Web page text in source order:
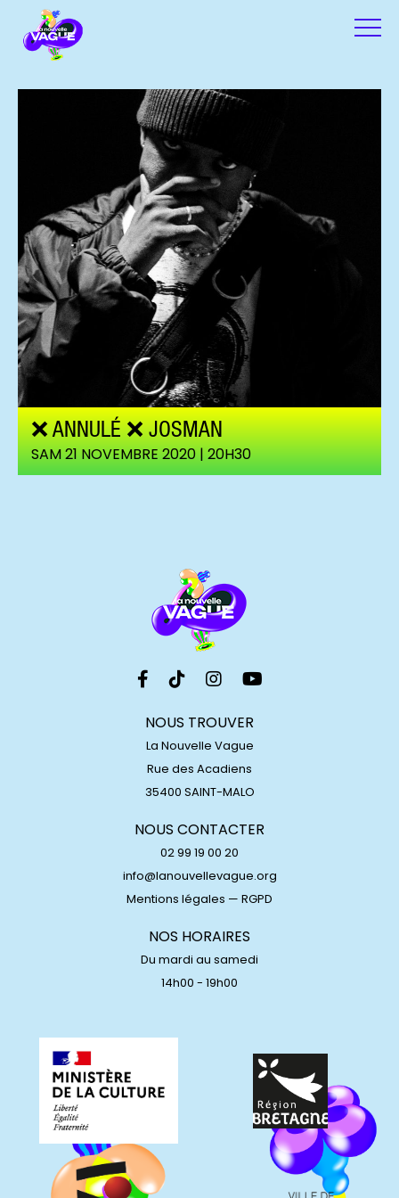
❌ ANNULÉ ❌ JOSMAN
SAM 21 NOVEMBRE 2020 | 20H30
NOUS TROUVER
La Nouvelle Vague
Rue des Acadiens
35400 SAINT-MALO
NOUS CONTACTER
02 99 19 00 20
info@lanouvellevague.org
Mentions légales — RGPD
NOS HORAIRES
Du mardi au samedi
14h00 - 19h00